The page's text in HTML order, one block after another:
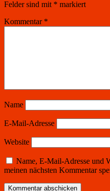
Felder sind mit * markiert
Kommentar *
Name
E-Mail-Adresse
Website
Name, E-Mail-Adresse und
meinen nächsten Kommentar